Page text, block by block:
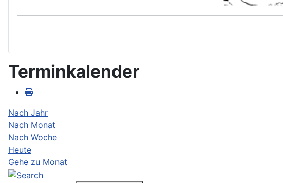
Terminkalender
Nach Jahr
Nach Monat
Nach Woche
Heute
Gehe zu Monat